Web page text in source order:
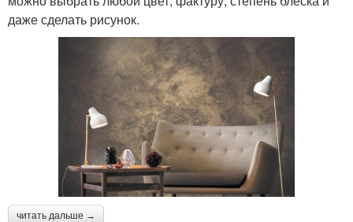
даже сделать рисунок.
читать дальше →